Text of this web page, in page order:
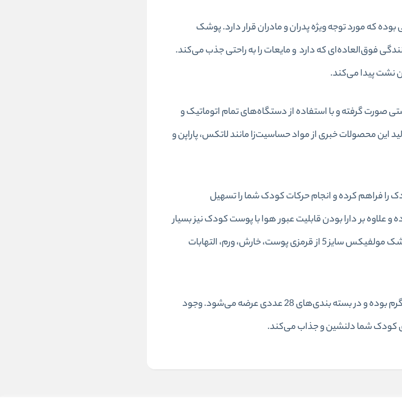
که مورد توجه ویژه پدران و مادران قرار دارد. پوشک
فوق‌العاده‌ای که دارد و مایعات را به راحتی جذب می‌کند.
نشت پیدا می‌کند.
5 در شرایطی کاملا بهداشتی صورت گرفته و با استفاده از دستگاه‌های تمام اتوماتیک و
محصولات خبری از مواد حساسیت‌زا مانند لاتکس، پاراپن و
فراهم کرده و انجام حرکات کودک شما را تسهیل
بر دارا بودن قابلیت عبور هوا با پوست کودک نیز بسیار
سازگار می‌باشد. همچنین وجود عصاره آلوئه ورا و بابونه در پوشک مولفیکس سایز 5 از قرمزی پوست، خارش، ورم، التهابات
پوشک مولفیکس سایز 5 مناسب برای کودکان 11 الی 25 کیلوگرم بوده و در بسته بندی‌های 28 عددی عرضه می‌شود. وجود
کودک شما دلنشین و جذاب می‌کند.